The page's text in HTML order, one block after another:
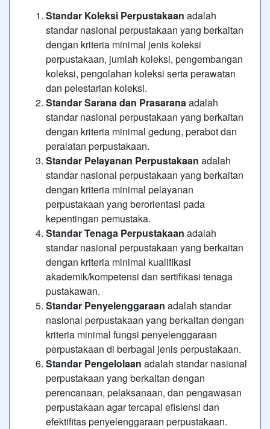
Standar Koleksi Perpustakaan adalah
standar nasional perpustakaan yang berkaitan
dengan kriteria minimal jenis koleksi
perpustakaan, jumlah koleksi, pengembangan
koleksi, pengolahan koleksi serta perawatan
dan pelestarian koleksi.
Standar Sarana dan Prasaranaadalah
standar nasional perpustakaan yang berkaitan
dengan kriteria minimal gedung, perabot dan
peralatan perpustakaan.
Standar Pelayanan Perpustakaan adalah
standar nasional perpustakaan yang berkaitan
dengan kriteria minimal pelayanan
perpustakaan yang berorientasi pada
kepentingan pemustaka.
Standar Tenaga Perpustakaan adalah
standar nasional perpustakaan yang berkaitan
dengan kriteria minimal kualifikasi
akademik/kompetensi dan sertifikasi tenaga
pustakawan.
Standar Penyelenggaraan adalah standar
nasional perpustakaan yang berkaitan dengan
kriteria minimal fungsi penyelenggaraan
perpustakaan di berbagai jenis perpustakaan.
Standar Pengelolaan adalah standar nasional
perpustakaan yang berkaitan dengan
perencanaan, pelaksanaan, dan pengawasan
perpustakaan agar tercapai efisiensi dan
efektifitas penyelenggaraan perpustakaan.